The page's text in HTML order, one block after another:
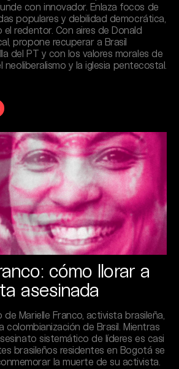
con innovador. Enlaza focos de
populares y debilidad democrática,
redentor. Con aires de Donald
propone recuperar a Brasil
del PT y con los valores morales de
neoliberalismo y la iglesia pentecostal.
cómo llorar a
asesinada
Marielle Franco, activista brasileña,
colombianización de Brasil. Mientras
sistemático de líderes es casi
brasileños residentes en Bogotá se
la muerte de su activista.